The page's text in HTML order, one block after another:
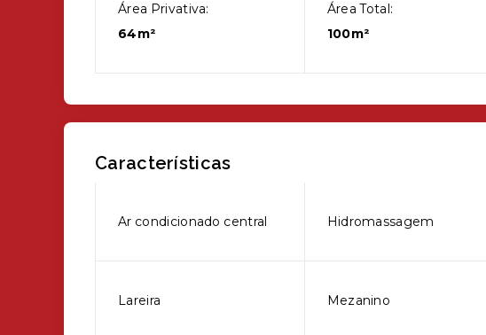
Área Privativa:
64m²
Área Total:
100m²
Características
Ar condicionado central Hidromassagem
Lareira Mezanino